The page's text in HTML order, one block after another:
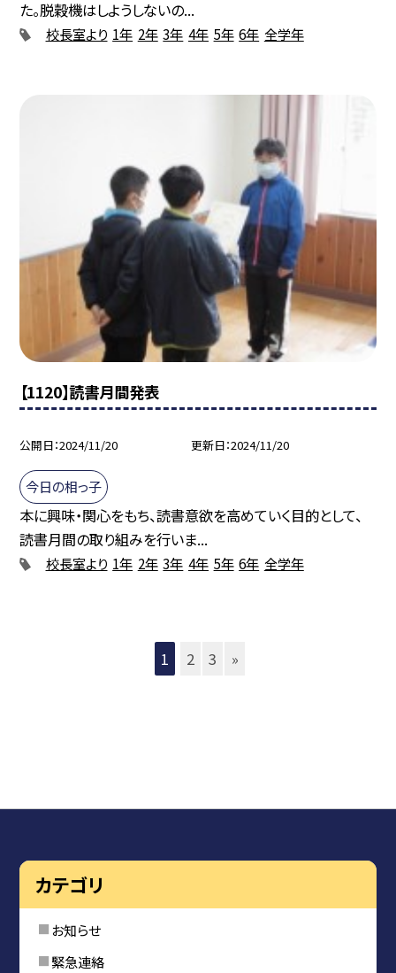
た。脱穀機はしようしないの...
校長室より 1年 2年 3年 4年 5年 6年 全学年
【1120】読書月間発表
公開日 2024/11/20 更新日 2024/11/20
今日の相っ子
本に興味・関心をもち、読書意欲を高めていく目的として、
読書月間の取り組みを行いま...
校長室より 1年 2年 3年 4年 5年 6年 全学年
1 2 3 »
カテゴリ
お知らせ
緊急連絡